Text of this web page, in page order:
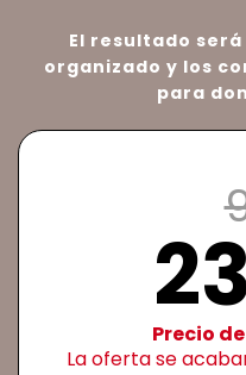
El resultado
organizado y los
para
Precio
La oferta se